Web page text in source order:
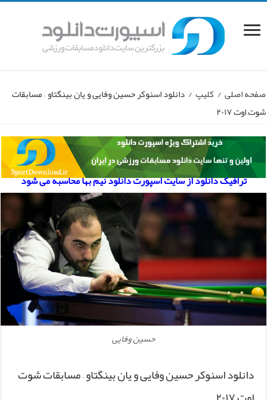
صفحه اصلی / کلیپ / دانلود اسنوکر حسین وفایی و یان بینگتاو – مسابقات
شوت اوت ۲۰۱۷
ترافیک دانلود از سایت اسپورت دانلود نیم بها محاسبه می شود
حسین وفایی
دانلود اسنوکر حسین وفایی و یان بینگتاو – مسابقات شوت